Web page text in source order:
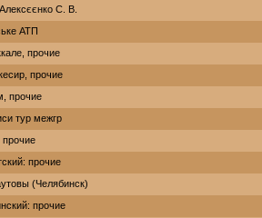
С. В.
АТП
прочие
прочие
прочие
тур межгр
прочие
(Челябинск)
прочие